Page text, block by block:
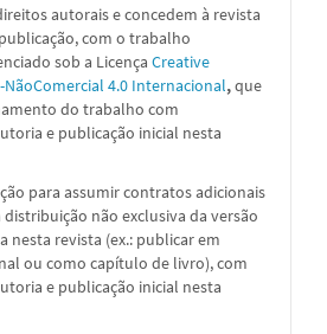
autorais e concedem à revista
com o trabalho
sob a Licença Creative
4.0 Internacional,que
do trabalho com
e publicação inicial nesta
para assumir contratos adicionais
não exclusiva da versão
nesta revista (ex.: publicar em
ou como capítulo de livro), com
e publicação inicial nesta